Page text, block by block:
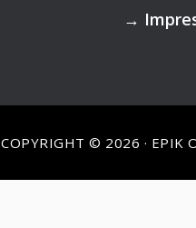
→
COPYRIGHT © 2026 · EPIK